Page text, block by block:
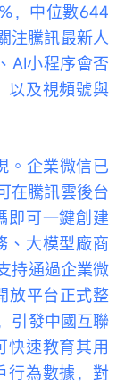
，中位數644
注騰訊最新人
AI小程序會否
以及視頻號與
在騰訊雲後台
即可一鍵創建
、大模型廠商
持通過企業微
放平台正式整
引發中國互聯
快速教育其用
行為數據，對